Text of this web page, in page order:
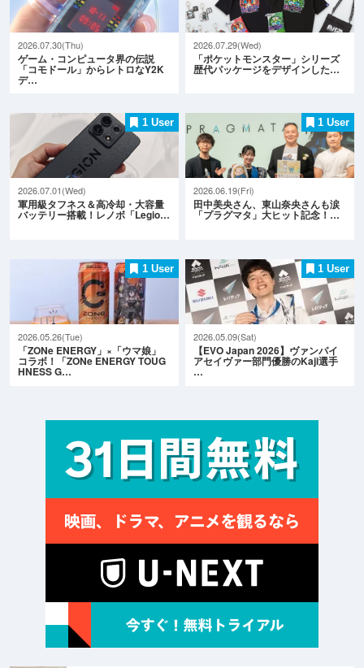
2026.07.30(Thu)
ゲーム・コンピュータ界の伝説
「コモドール」からレトロなY2K
デ…
2026.07.29(Wed)
「ポケットモンスター」シリーズ
歴代パッケージをデザインした…
1 User
2026.07.01(Wed)
軍用級タフネス＆高冷却・大容量
バッテリー搭載！レノボ「Legio…
1 User
2026.06.19(Fri)
田中美央さん、東山奈央さんも涙
「プラグマタ」大ヒット記念！…
1 User
2026.05.26(Tue)
「ZONe ENERGY」×「ウマ娘」
コラボ！「ZONe ENERGY TOUG
HNESS G…
1 User
2026.05.09(Sat)
【EVO Japan 2026】ヴァンパイ
アセイヴァー部門優勝のKaji選手
…